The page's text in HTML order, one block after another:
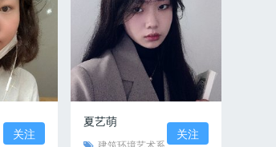
关注
夏艺萌
关注